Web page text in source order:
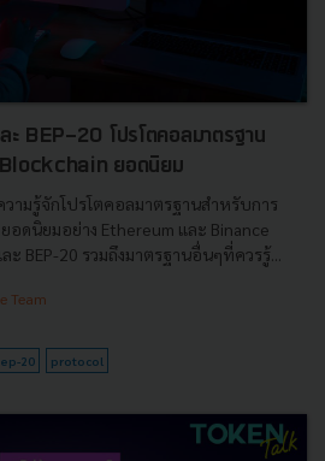
BEP-20 โปรโตคอลมาตรฐาน
ยอดนิยม
ามรู้จักโปรโตคอลมาตรฐานสำหรับการ
อดนิยมอย่าง Ethereum และ Binance
ะ BEP-20 รวมถึงมาตรฐานอื่นๆที่ควรรู้...
Team
20 protocol